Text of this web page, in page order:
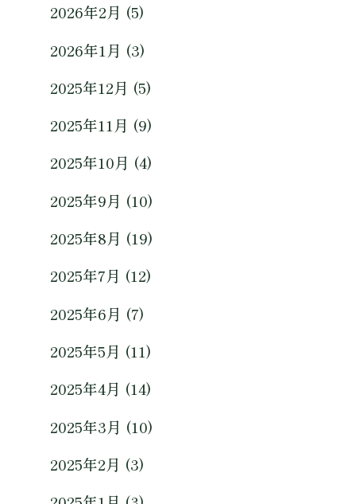
2026年2月 (5)
2026年1月 (3)
2025年12月 (5)
2025年11月 (9)
2025年10月 (4)
2025年9月 (10)
2025年8月 (19)
2025年7月 (12)
2025年6月 (7)
2025年5月 (11)
2025年4月 (14)
2025年3月 (10)
2025年2月 (3)